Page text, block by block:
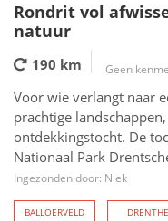
Rondrit vol
natuur
190 km Geen
Voor wie verlangt naar
prachtige
ontdekkingstocht. De
Nationaal Park
Ingezonden door: Niek
BALLOERVELD DRENTHE